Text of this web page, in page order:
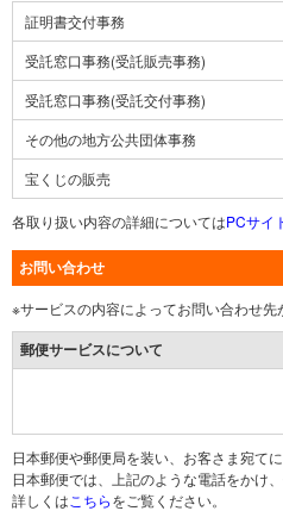
証明書交付事務
受託窓口事務(受託販売事務)
受託窓口事務(受託交付事務)
その他の地方公共団体事務
宝くじの販売
各取り扱い内容の詳細についてはPCサイ
お問い合わせ
※サービスの内容によってお問い合わせ先
郵便サービスについて
日本郵便や郵便局を装い、お客さま宛て
日本郵便では、上記のような電話をかけ
詳しくは こちらをご覧ください。